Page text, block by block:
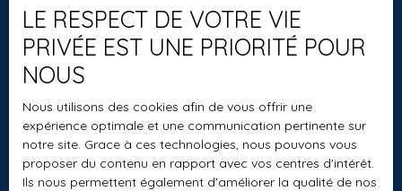
Nos honoraires
Mentions légales
Politique de confidentialité
Plan du site
Gérer les cookies
Propulsé par
LE RESPECT DE VOTRE VIE
PRIVÉE EST UNE PRIORITÉ POUR
NOUS
Nous utilisons des cookies afin de vous offrir une
expérience optimale et une communication pertinente sur
notre site. Grace à ces technologies, nous pouvons vous
proposer du contenu en rapport avec vos centres d'intérêt.
Ils nous permettent également d'améliorer la qualité de nos